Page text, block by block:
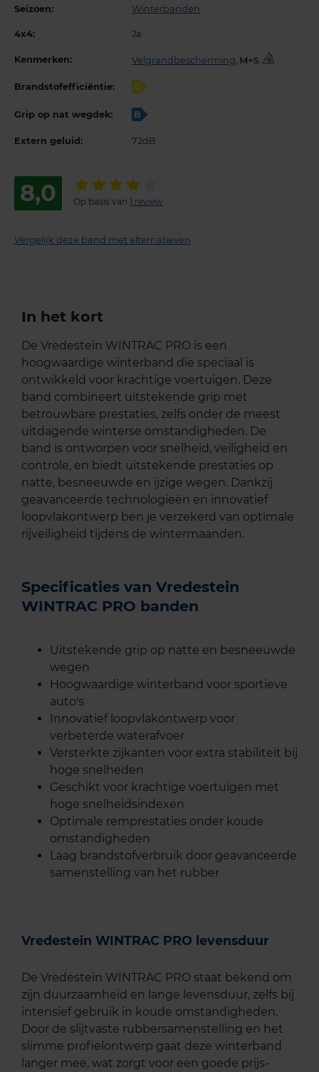
Seizoen: Winterbanden
4x4: Ja
Kenmerken: Velgrandbescherming, ,
Brandstofefficiëntie: C
Grip op nat wegdek: B
Extern geluid: 72dB
8,0 Op basis van 1 review
Vergelijk deze band met alternatieven
In het kort
De Vredestein WINTRAC PRO is een
hoogwaardige winterband die speciaal is
ontwikkeld voor krachtige voertuigen. Deze
band combineert uitstekende grip met
betrouwbare prestaties, zelfs onder de meest
uitdagende winterse omstandigheden. De
band is ontworpen voor snelheid, veiligheid en
controle, en biedt uitstekende prestaties op
natte, besneeuwde en ijzige wegen. Dankzij
geavanceerde technologieën en innovatief
loopvlakontwerp ben je verzekerd van optimale
rijveiligheid tijdens de wintermaanden.
Specificaties van Vredestein
WINTRAC PRO banden
Uitstekende grip op natte en besneeuwde
wegen
Hoogwaardige winterband voor sportieve
auto's
Innovatief loopvlakontwerp voor
verbeterde waterafvoer
Versterkte zijkanten voor extra stabiliteit bij
hoge snelheden
Geschikt voor krachtige voertuigen met
hoge snelheidsindexen
Optimale remprestaties onder koude
omstandigheden
Laag brandstofverbruik door geavanceerde
samenstelling van het rubber
Vredestein WINTRAC PRO levensduur
De Vredestein WINTRAC PRO staat bekend om
zijn duurzaamheid en lange levensduur, zelfs bij
intensief gebruik in koude omstandigheden.
Door de slijtvaste rubbersamenstelling en het
slimme profielontwerp gaat deze winterband
langer mee, wat zorgt voor een goede prijs-